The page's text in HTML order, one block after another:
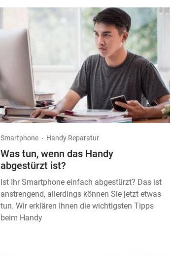
Smartphone Handy Reparatur
Was tun, wenn das Handy
abgestürzt ist?
Ist Ihr Smartphone einfach abgestürzt? Das ist
anstrengend, allerdings können Sie jetzt etwas
tun. Wir erklären Ihnen die wichtigsten Tipps
beim Handy